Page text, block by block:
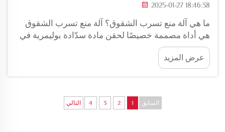
2025-01-27 18:46:38
ما هي آلة منع تسرب الشقوق؟ آلة منع تسرب الشقوق
هي أداة مصممة خصيصًا لحقن مادة سدّادة بوليمرية في
شقوق الطريق لمنع توسعتها و تقليل الفقد...
عرض المزيد
السابق 1
2
3
4 التالي